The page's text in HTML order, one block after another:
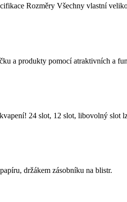
Rozměry Všechny vlastní
a produkty pomocí atraktivních a
24 slot, 12 slot, libovolný slot
držákem zásobníku na blistr.